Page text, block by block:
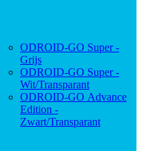
ODROID-GO Super -
Grijs
ODROID-GO Super -
Wit/Transparant
ODROID-GO Advance
Edition -
Zwart/Transparant